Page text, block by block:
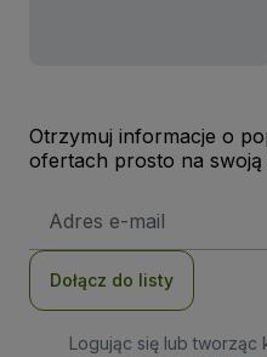
Otrzymuj informacje o
ofertach prosto na
e-
Dołącz do listy
Logując się lub tworząc